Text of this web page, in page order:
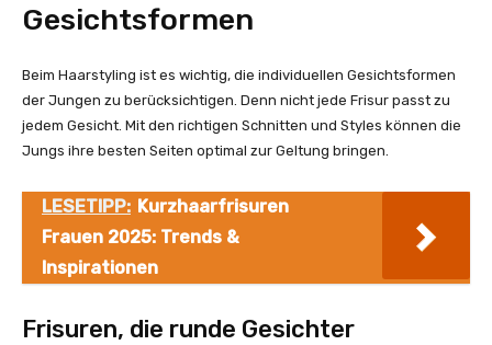
Gesichtsformen
Beim Haarstyling ist es wichtig, die individuellen Gesichtsformen
der Jungen zu berücksichtigen. Denn nicht jede Frisur passt zu
jedem Gesicht. Mit den richtigen Schnitten und Styles können die
Jungs ihre besten Seiten optimal zur Geltung bringen.
LESETIPP: Kurzhaarfrisuren
Frauen 2025: Trends &
Inspirationen
Frisuren, die runde Gesichter